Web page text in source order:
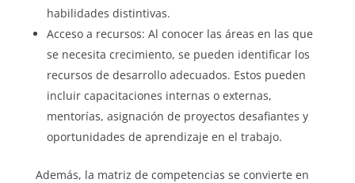
habilidades distintivas.
Acceso a recursos: Al conocer las áreas en las que
se necesita crecimiento, se pueden identificar los
recursos de desarrollo adecuados. Estos pueden
incluir capacitaciones internas o externas,
mentorías, asignación de proyectos desafiantes y
oportunidades de aprendizaje en el trabajo.
Además, la matriz de competencias se convierte en